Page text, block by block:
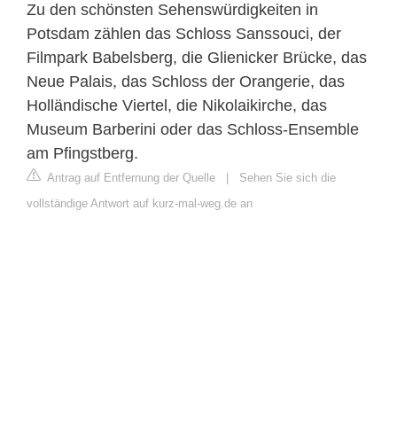
Zu den schönsten Sehenswürdigkeiten in
Potsdam zählen das Schloss Sanssouci, der
Filmpark Babelsberg, die Glienicker Brücke, das
Neue Palais, das Schloss der Orangerie, das
Holländische Viertel, die Nikolaikirche, das
Museum Barberini oder das Schloss-Ensemble
am Pfingstberg.
Antrag auf Entfernung der Quelle
Sehen Sie sich die
vollständige Antwort auf kurz-mal-weg.de an